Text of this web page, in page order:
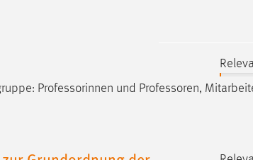
Professorinnen und Professoren,